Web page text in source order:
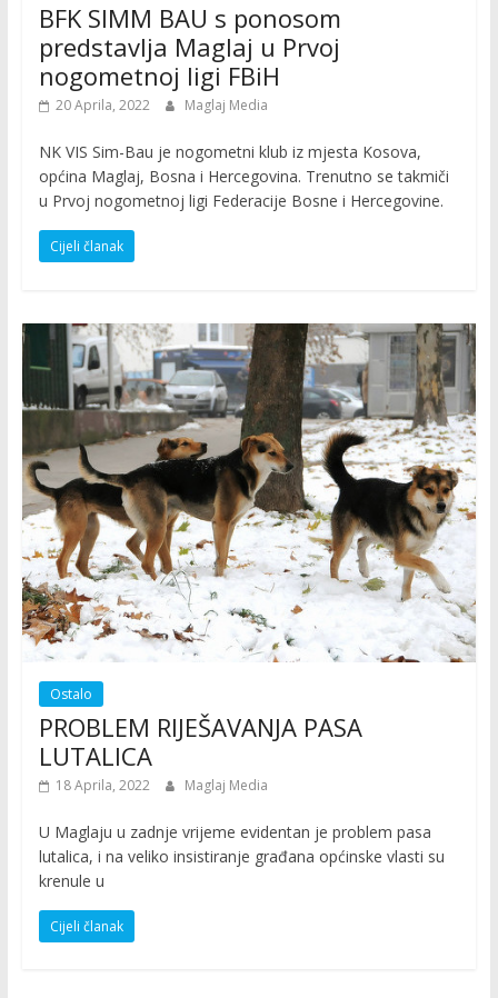
BFK SIMM BAU s ponosom
predstavlja Maglaj u Prvoj
nogometnoj ligi FBiH
20 Aprila, 2022 Maglaj Media
NK VIS Sim-Bau je nogometni klub iz mjesta Kosova,
općina Maglaj, Bosna i Hercegovina. Trenutno se takmiči
u Prvoj nogometnoj ligi Federacije Bosne i Hercegovine.
Cijeli članak
Ostalo
PROBLEM RIJEŠAVANJA PASA
LUTALICA
18 Aprila, 2022 Maglaj Media
U Maglaju u zadnje vrijeme evidentan je problem pasa
lutalica, i na veliko insistiranje građana općinske vlasti su
krenule u
Cijeli članak